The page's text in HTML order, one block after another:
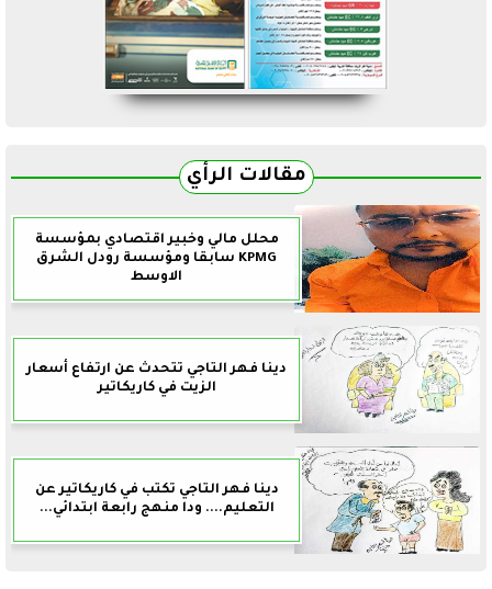
مقالات الرأي
محلل مالي وخبير اقتصادي بمؤسسة
KPMG سابقا ومؤسسة رودل الشرق
الاوسط
دينا فهر التاجي تتحدث عن ارتفاع أسعار
الزيت في كاريكاتير
دينا فهر التاجي تكتب في كاريكاتير عن
التعليم.... ودا منهج رابعة ابتدائي...